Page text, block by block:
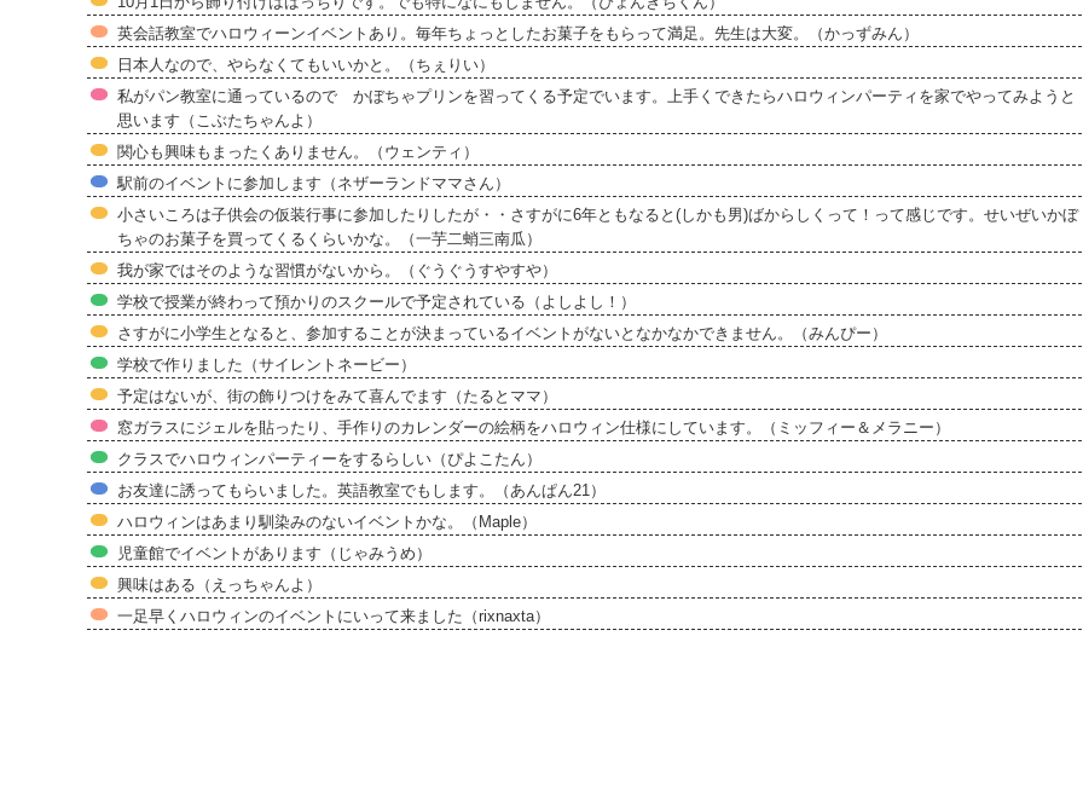
英会話教室でハロウィーンイベントあり。毎年ちょっとしたお菓子をもらって満足。先生は大変。（かっずみん）
日本人なので、やらなくてもいいかと。（ちぇりい）
私がパン教室に通っているので かぼちゃプリンを習ってくる予定でいます。上手くできたらハロウィンパーティを家でやってみようと
思います（こぶたちゃんよ）
関心も興味もまったくありません。（ウェンティ）
駅前のイベントに参加します（ネザーランドママさん）
小さいころは子供会の仮装行事に参加したりしたが・・さすがに6年ともなると(しかも男)ばからしくって！って感じです。せいぜいかぼ
ちゃのお菓子を買ってくるくらいかな。（一芋二蛸三南瓜）
我が家ではそのような習慣がないから。（ぐうぐうすやすや）
学校で授業が終わって預かりのスクールで予定されている（よしよし！）
さすがに小学生となると、参加することが決まっているイベントがないとなかなかできません。（みんぴー）
学校で作りました（サイレントネービー）
予定はないが、街の飾りつけをみて喜んでます（たるとママ）
窓ガラスにジェルを貼ったり、手作りのカレンダーの絵柄をハロウィン仕様にしています。（ミッフィー＆メラニー）
クラスでハロウィンパーティーをするらしい（ぴよこたん）
お友達に誘ってもらいました。英語教室でもします。（あんぱん21）
ハロウィンはあまり馴染みのないイベントかな。（Maple）
児童館でイベントがあります（じゃみうめ）
興味はある（えっちゃんよ）
一足早くハロウィンのイベントにいって来ました（rixnaxta）